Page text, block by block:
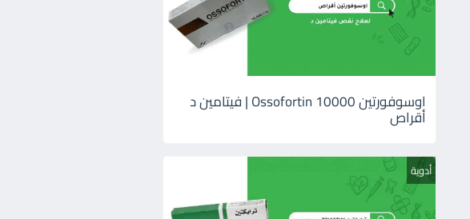
اوسوفورتين 10000 Ossofortin | فيتامين د
أقراص
أدوية